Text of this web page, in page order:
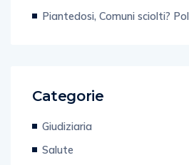
Piantedosi, Comuni sciolti?
Categorie
Giudiziaria
Salute